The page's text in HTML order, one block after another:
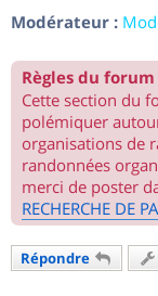
Modérateur :
Règles du forum
Cette section du
polémiquer
organisations de
randonnées
merci de poster
RECHERCHE DE
Répondre